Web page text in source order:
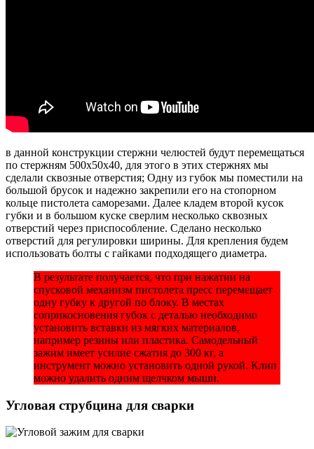
в данной конструкции стержни челюстей будут перемещаться
по стержням 500х50х40, для этого в этих стержнях мы
сделали сквозные отверстия; Одну из губок мы поместили на
большой брусок и надежно закрепили его на стопорном
кольце пистолета саморезами. Далее кладем второй кусок
губки и в большом куске сверлим несколько сквозных
отверстий через приспособление. Сделано несколько
отверстий для регулировки ширины. Для крепления будем
использовать болты с гайками подходящего диаметра.
В результате получается, что при нажатии на
спусковой механизм пистолета пресс перемещает
одну губку к другой по блоку. В местах
соприкосновения губок с деталью необходимо
установить вставки из мягких материалов,
например резины или пластика. Самодельный
зажим имеет усилие сжатия до 300 кг, а
инструмент можно установить одной рукой. Клип
можно удалить одним щелчком мыши.
Угловая струбцина для сварки